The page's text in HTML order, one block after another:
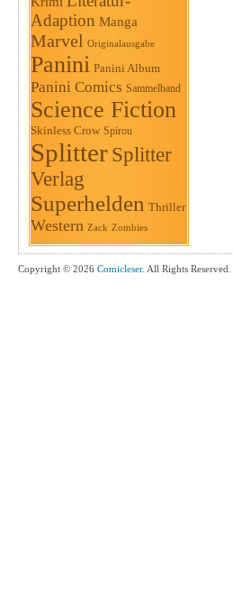
Adaption Manga
Marvel Originalausgabe
Panini Panini Album
Panini Comics Sammelband
Science Fiction
Skinless Crow Spirou
Splitter Splitter
Verlag
Superhelden Thriller
Western Zack Zombies
Copyright © 2026 Comicleser. All Rights Reserved.